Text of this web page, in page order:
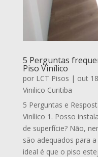
5 Perguntas
Piso Vinílico
por LCT Pisos | out
Vinilico Curitiba
5 Perguntas e
Vinílico 1. Posso
de superfície? Não,
são adequados para
ideal é que o piso